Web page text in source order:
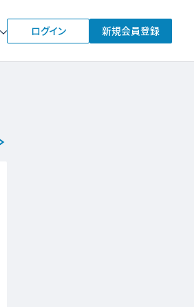
ログイン 新規会員登録